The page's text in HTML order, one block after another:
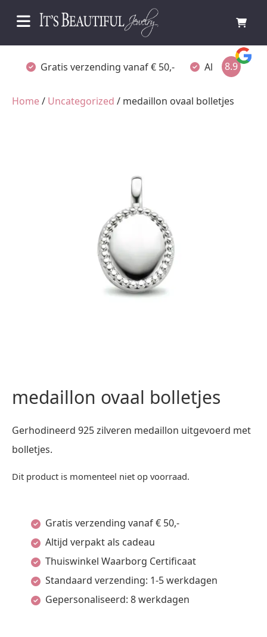
Gratis verzending vanaf € 50,- Altijd verpakt
8.9
Home/ Uncategorized / medaillon ovaal bolletjes
medaillon ovaal bolletjes
Gerhodineerd 925 zilveren medaillon uitgevoerd met
bolletjes.
Dit product is momenteel niet op voorraad.
Gratis verzending vanaf € 50,-
Altijd verpakt als cadeau
Thuiswinkel Waarborg Certificaat
Standaard verzending: 1-5 werkdagen
Gepersonaliseerd: 8 werkdagen